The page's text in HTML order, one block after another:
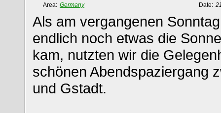
Area: Germany Date:
Als am vergangenen
endlich noch etwas die
kam, nutzten wir die
schönen Abendspaziergang
und Gstadt.